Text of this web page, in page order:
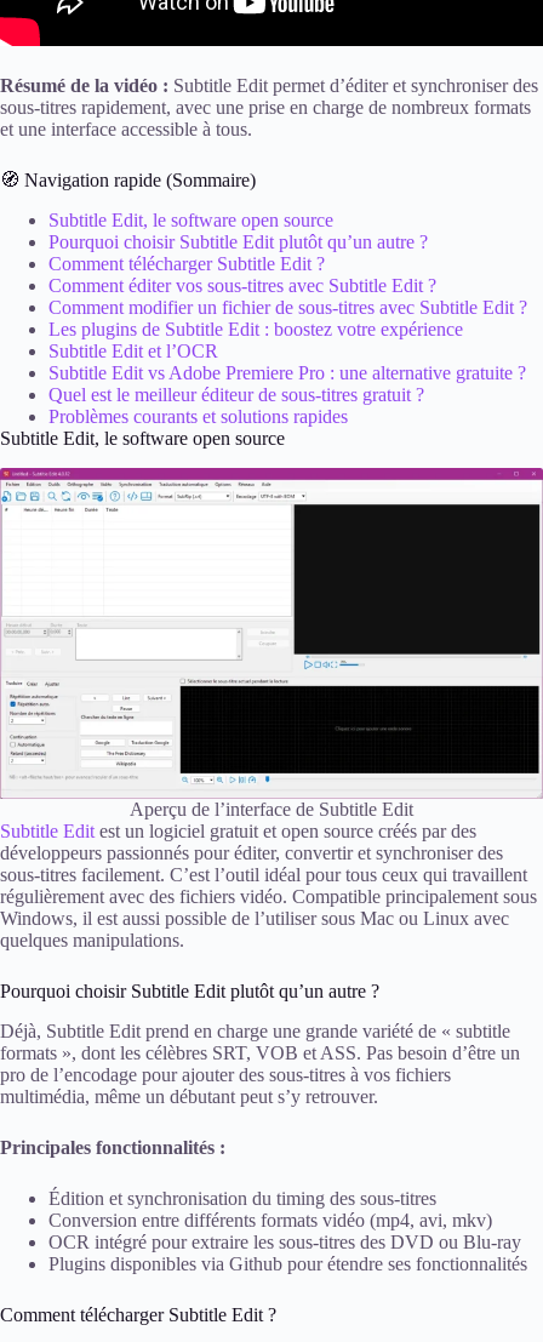
Résumé de la vidéo : Subtitle Edit permet d’éditer et synchroniser des
sous-titres rapidement, avec une prise en charge de nombreux formats
et une interface accessible à tous.
🧭 Navigation rapide (Sommaire)
Subtitle Edit, le software open source
Pourquoi choisir Subtitle Edit plutôt qu’un autre ?
Comment télécharger Subtitle Edit ?
Comment éditer vos sous-titres avec Subtitle Edit ?
Comment modifier un fichier de sous-titres avec Subtitle Edit ?
Les plugins de Subtitle Edit : boostez votre expérience
Subtitle Edit et l’OCR
Subtitle Edit vs Adobe Premiere Pro : une alternative gratuite ?
Quel est le meilleur éditeur de sous-titres gratuit ?
Problèmes courants et solutions rapides
Subtitle Edit, le software open source
Aperçu de l’interface de Subtitle Edit
Subtitle Edit est un logiciel gratuit et open source créés par des
développeurs passionnés pour éditer, convertir et synchroniser des
sous-titres facilement. C’est l’outil idéal pour tous ceux qui travaillent
régulièrement avec des fichiers vidéo. Compatible principalement sous
Windows, il est aussi possible de l’utiliser sous Mac ou Linux avec
quelques manipulations.
Pourquoi choisir Subtitle Edit plutôt qu’un autre ?
Déjà, Subtitle Edit prend en charge une grande variété de « subtitle
formats », dont les célèbres SRT, VOB et ASS. Pas besoin d’être un
pro de l’encodage pour ajouter des sous-titres à vos fichiers
multimédia, même un débutant peut s’y retrouver.
Principales fonctionnalités :
Édition et synchronisation du timing des sous-titres
Conversion entre différents formats vidéo (mp4, avi, mkv)
OCR intégré pour extraire les sous-titres des DVD ou Blu-ray
Plugins disponibles via Github pour étendre ses fonctionnalités
Comment télécharger Subtitle Edit ?